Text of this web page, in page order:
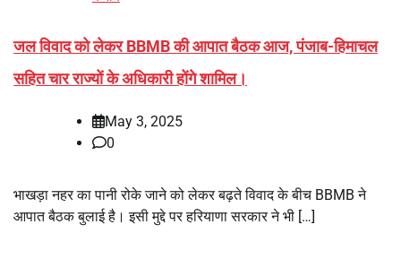
जल विवाद को लेकर BBMB की आपात बैठक आज, पंजाब-हिमाचल
सहित चार राज्यों के अधिकारी होंगे शामिल।
May 3, 2025
0
भाखड़ा नहर का पानी रोके जाने को लेकर बढ़ते विवाद के बीच BBMB ने
आपात बैठक बुलाई है। इसी मुद्दे पर हरियाणा सरकार ने भी […]